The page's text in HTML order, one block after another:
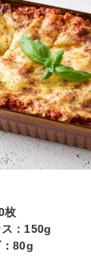
枚
ス：150g
：80g